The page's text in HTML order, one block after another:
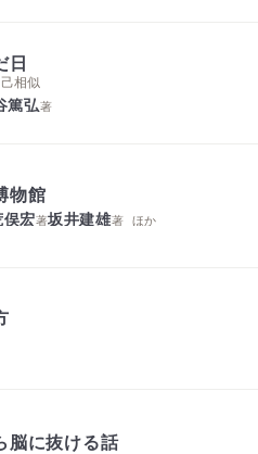
日
相似
篤弘著
物館
宏著坂井建雄著 ほか
に抜ける話